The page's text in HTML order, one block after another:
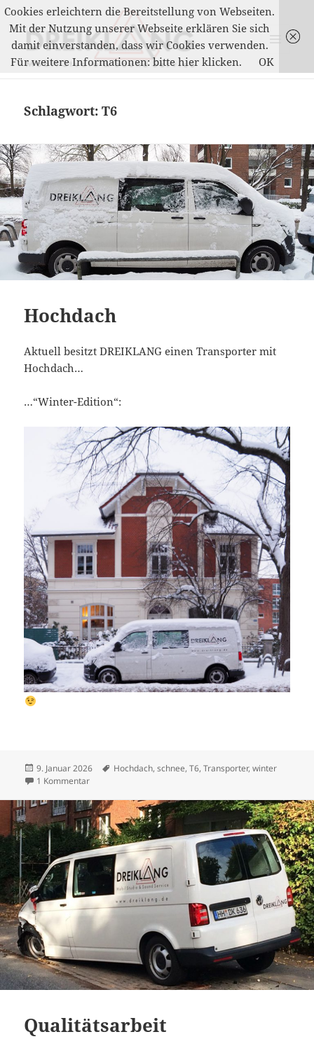
MENÜ
UND
Schlagwort:T6
Hochdach
Aktuell besitzt DREIKLANG einen Transporter mit
Hochdach…
…“Winter-Edition“:
Veröffentlicht
am
9. Januar 2026 Schlagwörter
Hochdach,schnee,T6,Transporter,winter
1 Kommentarzu Hochdach
Qualitätsarbeit
Cookies erleichtern die Bereitstellung von Webseiten.
Mit der Nutzung unserer Webseite erklären Sie sich
damit einverstanden, dass wir Cookies verwenden.
Für weitere Informationen: bitte hier klicken.
OK